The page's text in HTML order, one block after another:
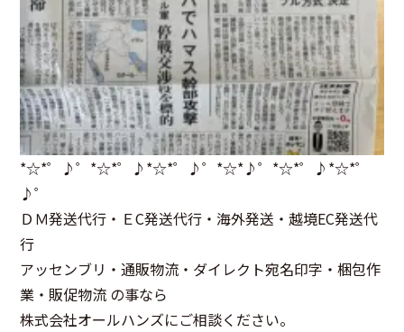
*☆*゜♪゜*☆*゜♪*☆*゜♪゜*☆*♪゜*☆*゜♪*☆*゜
♪゜
ＤＭ発送代行・ＥC発送代行・海外発送・越境EC発送代
行
アッセンブリ・通販物流・ダイレクト宛名印字・梱包作
業・販促物流 の事なら
株式会社オールハンズにご相談ください。